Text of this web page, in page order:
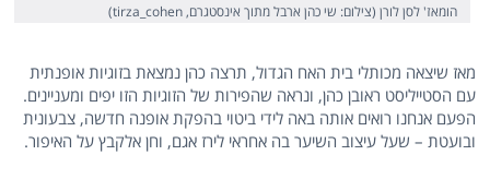
הומאז' לסן לורן (צילום: שי כהן ארבל מתוך אינסטגרם, tirza_cohen)
מאז שיצאה מכותלי בית האח הגדול, תרצה כהן נמצאת בזוגיות אופנתית
עם הסטייליסט ראובן כהן, ונראה שהפירות של הזוגיות הזו יפים ומעניינים.
הפעם אנחנו רואים אותה באה לידי ביטוי בהפקת אופנה חדשה, צבעונית
ובועטת – שעל עיצוב השיער בה אחראי לירז אגם, וחן אלקבץ על האיפור.